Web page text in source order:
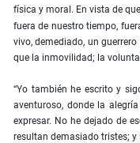
física y moral. En vista de
fuera de nuestro tiempo,
vivo, demediado, un
que la inmovilidad; la
“Yo también he escrito y
aventuroso, donde la
expresar. No he dejado de
resultan demasiado tristes;